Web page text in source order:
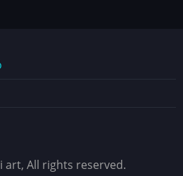
art, All rights reserved.